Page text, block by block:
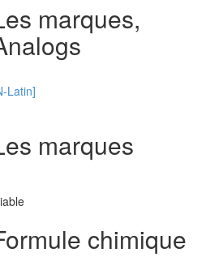
marques,
Latin]
marques
chimique